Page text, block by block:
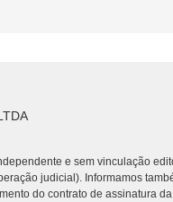
e sem vinculação
judicial). Informamos
do contrato de assinatura